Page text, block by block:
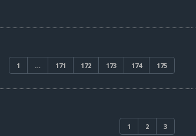
1 … 171 172 173 174 175
1 2 3